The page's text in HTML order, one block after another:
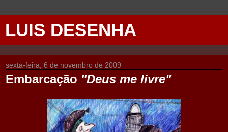
LUIS DESENHA
sexta-feira, 6 de novembro de 2009
Embarcação "Deus me livre"